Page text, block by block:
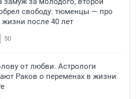
свободу: тюменцы — про
после 40 лет
50
от любви. Астрологи
Раков о переменах в жизни